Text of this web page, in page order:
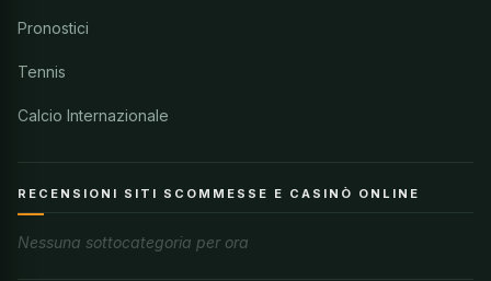
Pronostici
Tennis
Calcio Internazionale
RECENSIONI SITI SCOMMESSE E CASINÒ ONLINE
Nessuna sottocategoria per ora